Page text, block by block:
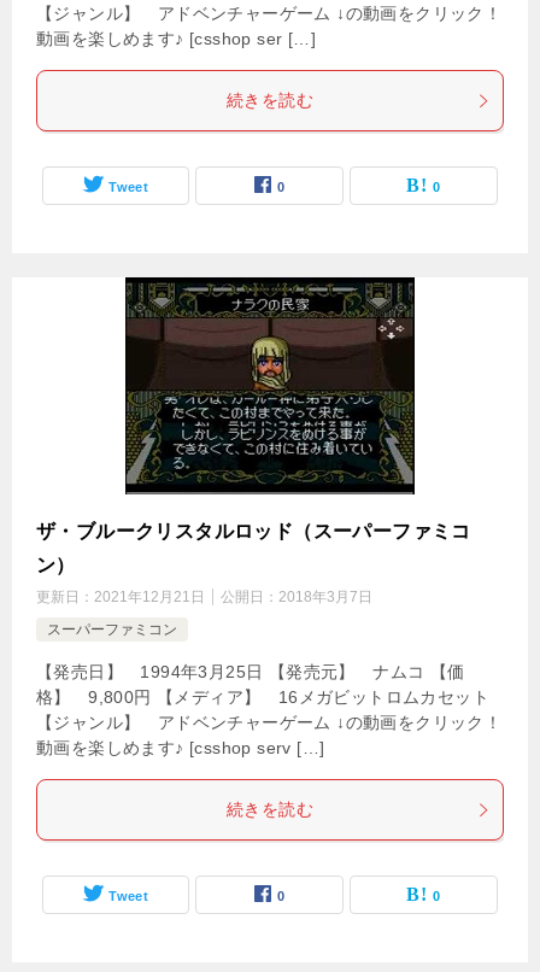
【ジャンル】 アドベンチャーゲーム ↓の動画をクリック！
動画を楽しめます♪ [csshop ser […]
続きを読む
Tweet 0 0
ザ・ブルークリスタルロッド（スーパーファミコ
ン）
更新日： 2021年12月21日 公開日： 2018年3月7日
スーパーファミコン
【発売日】 1994年3月25日 【発売元】 ナムコ 【価
格】 9,800円 【メディア】 16メガビットロムカセット
【ジャンル】 アドベンチャーゲーム ↓の動画をクリック！
動画を楽しめます♪ [csshop serv […]
続きを読む
Tweet 0 0